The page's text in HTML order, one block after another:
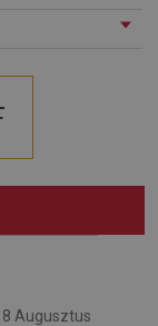
Augusztus